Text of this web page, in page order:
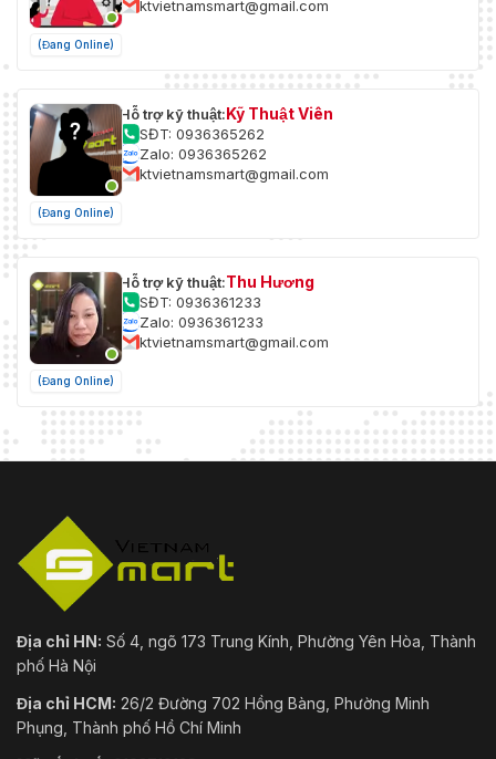
(Đang Online)
ktvietnamsmart@gmail.com
(Đang Online)
Hỗ trợ kỹ thuật:Kỹ Thuật Viên
SĐT: 0936365262
Zalo: 0936365262
ktvietnamsmart@gmail.com
(Đang Online)
Hỗ trợ kỹ thuật:Thu Hương
SĐT: 0936361233
Zalo: 0936361233
ktvietnamsmart@gmail.com
Địa chỉ HN: Số 4, ngõ 173 Trung Kính, Phường Yên Hòa, Thành
phố Hà Nội
Địa chỉ HCM: 26/2 Đường 702 Hồng Bàng, Phường Minh
Phụng, Thành phố Hồ Chí Minh